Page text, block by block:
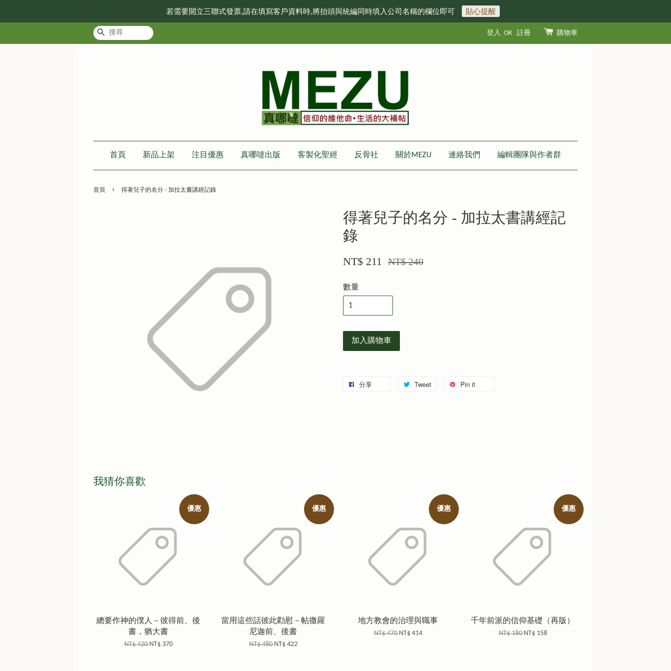
若需要開立三聯式發票,請在填寫客戶資料時,將抬頭與統編同時填入公司名稱的欄位即可 貼心提醒
搜尋 登入 OR 註冊 購物車
首頁 新品上架 注目優惠 真哪噠出版 客製化聖經 反骨社 關於MEZU 連絡我們 編輯團隊與作者群
首頁 › 得著兒子的名分 - 加拉太書講經記錄
得著兒子的名分 - 加拉太書講經記
錄
NT$ 211 NT$ 240
數量
加入購物車
分享 Tweet Pin it
我猜你喜歡
優惠
總要作神的僕人－彼得前、後
書，猶大書
NT$ 420NT$ 370
優惠
當用這些話彼此勸慰－帖撒羅
尼迦前、後書
NT$ 480NT$ 422
優惠
地方教會的治理與職事
NT$ 470NT$ 414
優惠
千年前派的信仰基礎（再版）
NT$ 180NT$ 158